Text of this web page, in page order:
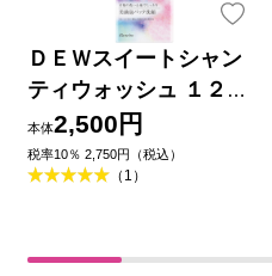
ＤＥＷスイートシャン
ティウォッシュ １２５
ｇ カネボウ化粧品
本体2,500円
税率10％ 2,750円（税込）
（1）